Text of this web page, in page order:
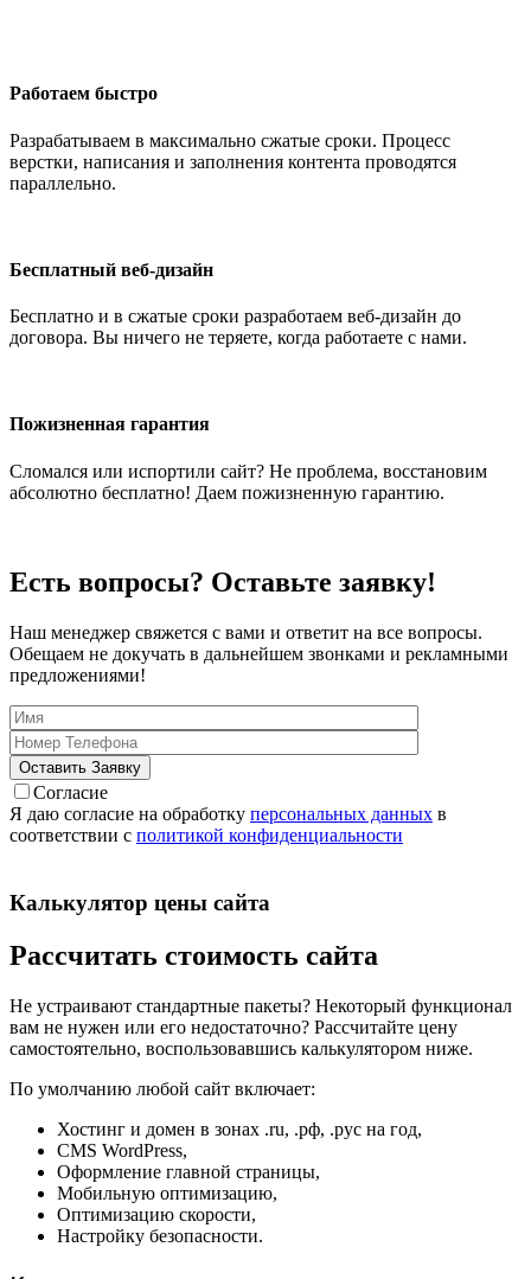
Работаем быстро
Разрабатываем в максимально сжатые сроки. Процесс
верстки, написания и заполнения контента проводятся
параллельно.
Бесплатный веб-дизайн
Бесплатно и в сжатые сроки разработаем веб-дизайн до
договора. Вы ничего не теряете, когда работаете с нами.
Пожизненная гарантия
Сломался или испортили сайт? Не проблема, восстановим
абсолютно бесплатно! Даем пожизненную гарантию.
Есть вопросы? Оставьте заявку!
Наш менеджер свяжется с вами и ответит на все вопросы.
Обещаем не докучать в дальнейшем звонками и рекламными
предложениями!
Согласие
Я даю согласие на обработку персональных данных в
соответствии с политикой конфиденциальности
Калькулятор цены сайта
Рассчитать стоимость сайта
Не устраивают стандартные пакеты? Некоторый функционал
вам не нужен или его недостаточно? Рассчитайте цену
самостоятельно, воспользовавшись калькулятором ниже.
По умолчанию любой сайт включает:
Хостинг и домен в зонах .ru, .рф, .рус на год,
CMS WordPress,
Оформление главной страницы,
Мобильную оптимизацию,
Оптимизацию скорости,
Настройку безопасности.